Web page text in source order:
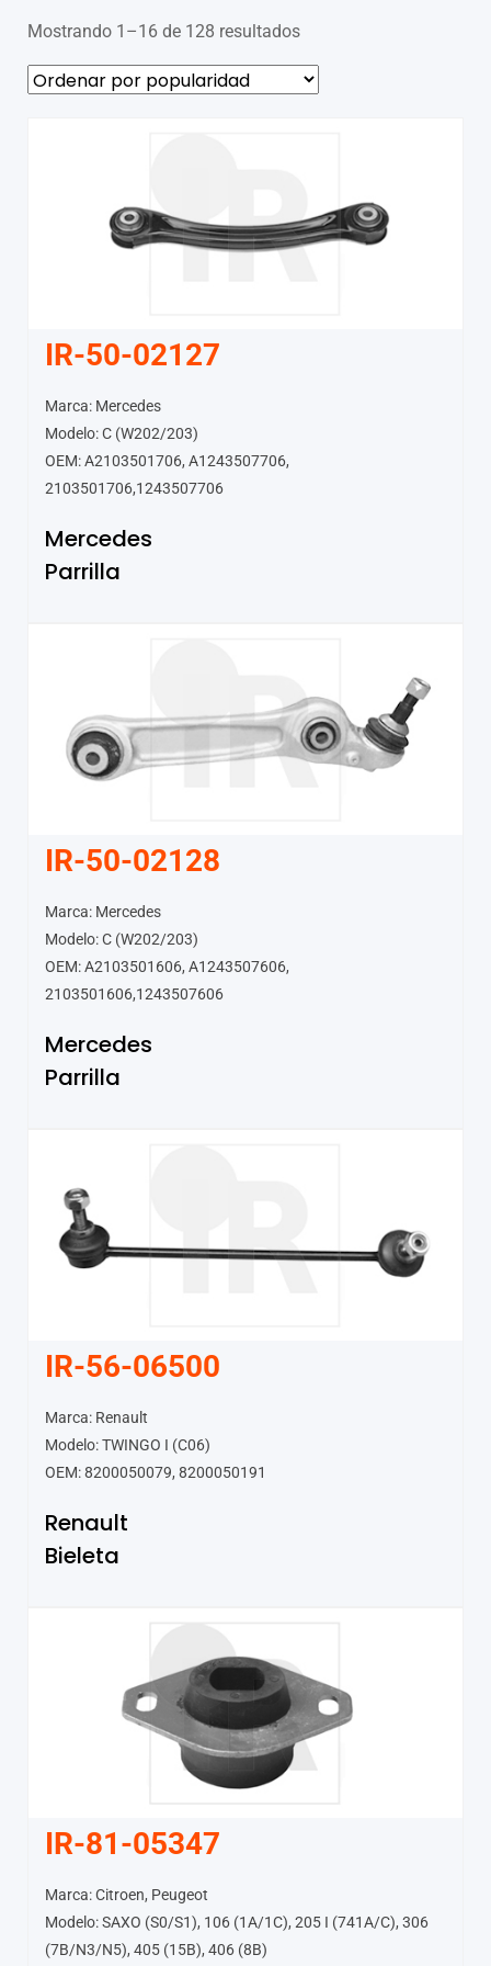
Mostrando 1–16 de 128 resultados
IR-50-02127
Marca: Mercedes
Modelo: C (W202/203)
OEM: A2103501706, A1243507706,
2103501706,1243507706
Mercedes
Parrilla
IR-50-02128
Marca: Mercedes
Modelo: C (W202/203)
OEM: A2103501606, A1243507606,
2103501606,1243507606
Mercedes
Parrilla
IR-56-06500
Marca: Renault
Modelo: TWINGO I (C06)
OEM: 8200050079, 8200050191
Renault
Bieleta
IR-81-05347
Marca: Citroen, Peugeot
Modelo: SAXO (S0/S1), 106 (1A/1C), 205 I (741A/C), 306
(7B/N3/N5), 405 (15B), 406 (8B)